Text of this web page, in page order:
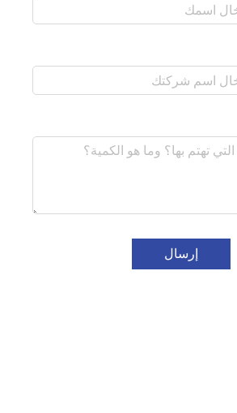
إرسال